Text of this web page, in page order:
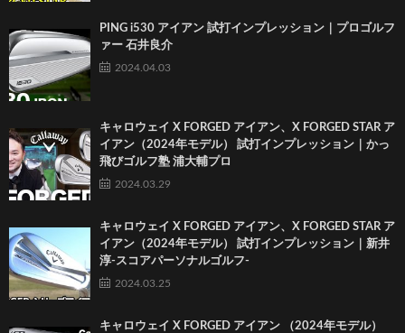
PING i530 アイアン 試打インプレッション｜プロゴルフ
ァー 石井良介
2024.04.03
キャロウェイ X FORGED アイアン、X FORGED STAR ア
イアン（2024年モデル） 試打インプレッション｜かっ
飛びゴルフ塾 浦大輔プロ
2024.03.29
キャロウェイ X FORGED アイアン、X FORGED STAR ア
イアン（2024年モデル） 試打インプレッション｜新井
淳-スコアパーソナルゴルフ-
2024.03.25
キャロウェイ X FORGED アイアン （2024年モデル）